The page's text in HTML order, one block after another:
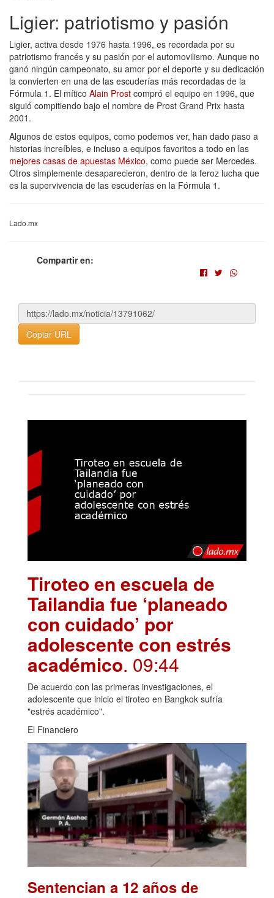
Ligier: patriotismo y pasión
Ligier, activa desde 1976 hasta 1996, es recordada por su
patriotismo francés y su pasión por el automovilismo. Aunque no
ganó ningún campeonato, su amor por el deporte y su dedicación
la convierten en una de las escuderías más recordadas de la
Fórmula 1. El mítico Alain Prost compró el equipo en 1996, que
siguió compitiendo bajo el nombre de Prost Grand Prix hasta
2001.
Algunos de estos equipos, como podemos ver, han dado paso a
historias increíbles, e incluso a equipos favoritos a todo en las
mejores casas de apuestas México, como puede ser Mercedes.
Otros simplemente desaparecieron, dentro de la feroz lucha que
es la supervivencia de las escuderías en la Fórmula 1.
Lado.mx
Compartir en:
Copiar URL
Tiroteo en escuela de
Tailandia fue ‘planeado
con cuidado’ por
adolescente con estrés
académico. 09:44
De acuerdo con las primeras investigaciones, el
adolescente que inicio el tiroteo en Bangkok sufría
"estrés académico".
El Financiero
Sentencian a 12 años de